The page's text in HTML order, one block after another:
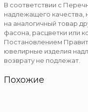
В соответствии с
надлежащего качества,
на аналогичный товар
фасона, расцветки или
Постановлением
ювелирные изделия
возврату не подлежат.
Похожие